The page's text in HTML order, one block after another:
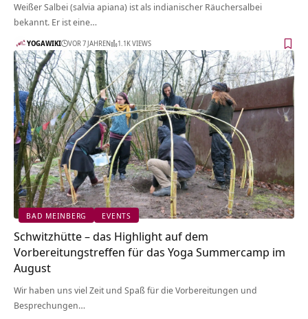
Weißer Salbei (salvia apiana) ist als indianischer Räuchersalbei
bekannt. Er ist eine…
YOGAWIKI VOR 7 JAHREN 1.1K VIEWS
BAD MEINBERG EVENTS
Schwitzhütte – das Highlight auf dem
Vorbereitungstreffen für das Yoga Summercamp im
August
Wir haben uns viel Zeit und Spaß für die Vorbereitungen und
Besprechungen…